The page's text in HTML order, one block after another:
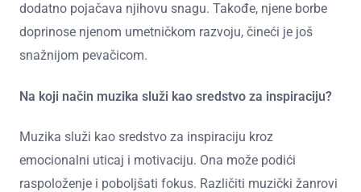
dodatno pojačava njihovu snagu. Takođe, njene borbe
doprinose njenom umetničkom razvoju, čineći je još
snažnijom pevačicom.
Na koji način muzika služi kao sredstvo za inspiraciju?
Muzika služi kao sredstvo za inspiraciju kroz
emocionalni uticaj i motivaciju. Ona može podići
raspoloženje i poboljšati fokus. Različiti muzički žanrovi